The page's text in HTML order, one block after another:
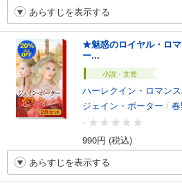
あらすじを表示する
★魅惑のロイヤル・ロ
ー...
小説・文芸
ハーレクイン・ロマン
ジェイン・ポーター /
-
990円 (税込)
あらすじを表示する